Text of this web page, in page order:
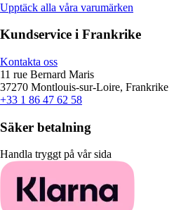
Upptäck alla våra varumärken
Kundservice i Frankrike
Kontakta oss
11 rue Bernard Maris
37270 Montlouis-sur-Loire, Frankrike
+33 1 86 47 62 58
Säker betalning
Handla tryggt på vår sida